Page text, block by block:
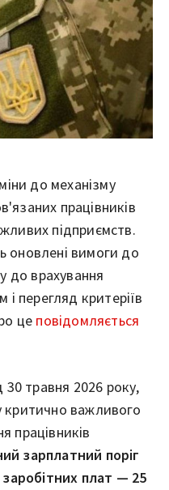
до механізму
працівників
підприємств.
оновлені вимоги до
до врахування
і перегляд критеріїв
це повідомляється
30 травня 2026 року,
критично важливого
працівників
зарплатний поріг
заробітних плат — 25